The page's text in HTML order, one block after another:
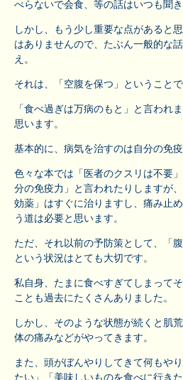
べらないで会食、等の話はいつも聞き
しかし、もう少し重要な点があると
はありませんので、たぶん一般的な
え。
それは、「空腹を保つ」ということで
「食べ過ぎは万病のもと」と言われ
思います。
基本的に、病気を治すのは自分の免疫
色々な本では「医者のクスリは不要
分の免疫力」と言われたりしますが
効薬」はすぐに治りますし、痛み止
う道は必要と思います。
ただ、それ以前の予防策として、「
という状況はとても大切です。
私自身、たまに食べすぎてしまって
ことも過去にたくさんありました。
しかし、そのような状態が続くと肌
体の痛みなどがやってきます。
また、頭がぼんやりしてきて何もや
たい」「美味しいものを食べに行き